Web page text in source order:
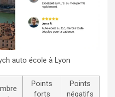
auto école à Lyon
Points
forts
Points
négatifs